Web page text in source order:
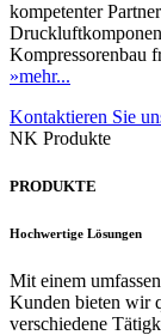
kompetenter
Kompressorenbau
»mehr...
Kontaktieren Sie
NK Produkte
PRODUKTE
Hochwertige Lösungen
Mit einem
Kunden bieten wir
verschiedene